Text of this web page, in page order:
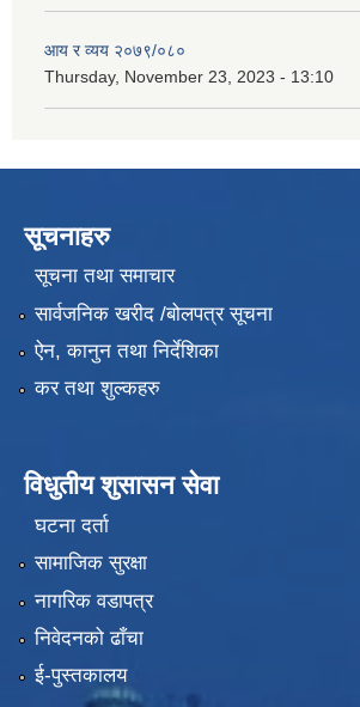
आय र व्यय २०७९/०८०
Thursday, November 23, 2023 - 13:10
सूचनाहरु
सूचना तथा समाचार
सार्वजनिक खरीद /बोलपत्र सूचना
ऐन, कानुन तथा निर्देशिका
कर तथा शुल्कहरु
विधुतीय शुसासन सेवा
घटना दर्ता
सामाजिक सुरक्षा
नागरिक वडापत्र
निवेदनको ढाँचा
ई-पुस्तकालय